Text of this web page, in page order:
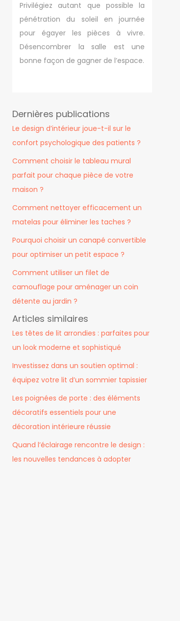
Privilégiez autant que possible la
pénétration du soleil en journée
pour égayer les pièces à vivre.
Désencombrer la salle est une
bonne façon de gagner de l’espace.
Dernières publications
Le design d’intérieur joue-t-il sur le
confort psychologique des patients ?
Comment choisir le tableau mural
parfait pour chaque pièce de votre
maison ?
Comment nettoyer efficacement un
matelas pour éliminer les taches ?
Pourquoi choisir un canapé convertible
pour optimiser un petit espace ?
Comment utiliser un filet de
camouflage pour aménager un coin
détente au jardin ?
Articles similaires
Les têtes de lit arrondies : parfaites pour
un look moderne et sophistiqué
Investissez dans un soutien optimal :
équipez votre lit d’un sommier tapissier
Les poignées de porte : des éléments
décoratifs essentiels pour une
décoration intérieure réussie
Quand l’éclairage rencontre le design :
les nouvelles tendances à adopter